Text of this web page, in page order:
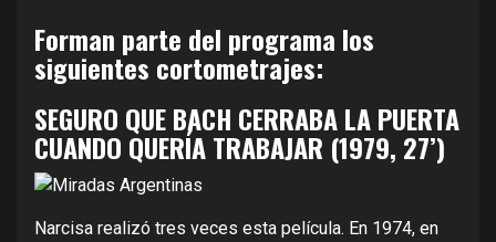
Forman parte del programa los
siguientes cortometrajes:
SEGURO QUE BACH CERRABA LA PUERTA
CUANDO QUERÍA TRABAJAR (1979, 27’)
Narcisa realizó tres veces esta película. En 1974, en